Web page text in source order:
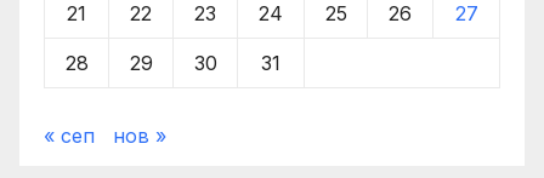
21 22 23 24 25 26 27
28 29 30 31
« сеп нов »